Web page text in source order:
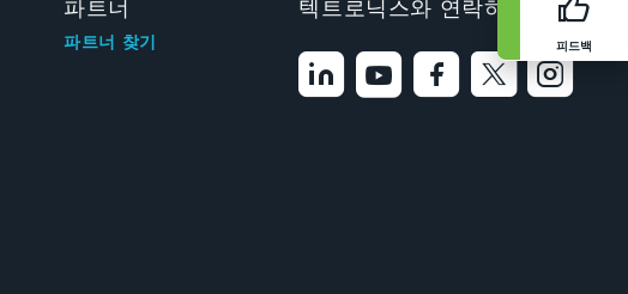
피드백
파트너
파트너 찾기
텍트로닉스와 연락하기